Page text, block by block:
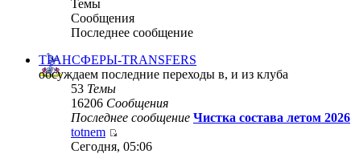
Темы
Сообщения
Последнее сообщение
ТРАНСФЕРЫ-TRANSFERS
обсуждаем последние переходы в, и из клуба
53 Темы
16206 Сообщения
Последнее сообщение Чистка состава летом 2026
totnem
Сегодня, 05:06